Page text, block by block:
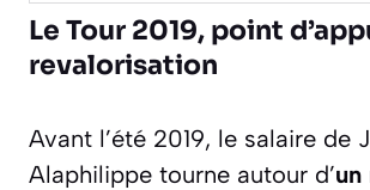
Le Tour 2019, point
revalorisation
Avant l’été 2019, le salaire de
Alaphilippe tourne autour d’